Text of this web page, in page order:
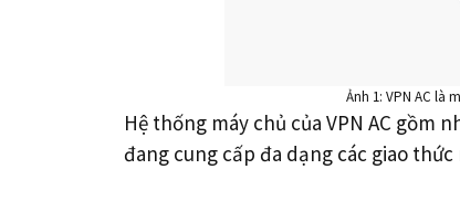
Ảnh 1: VPN AC là
Hệ thống máy chủ của VPN AC gồm
đang cung cấp đa dạng các giao